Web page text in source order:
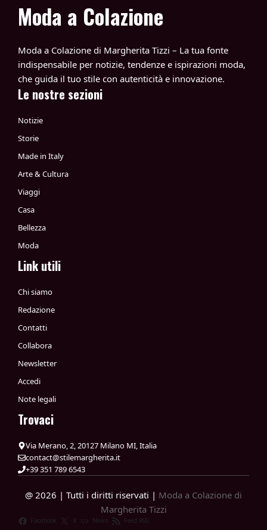
Moda a Colazione
Moda a Colazione di Margherita Tizzi – La tua fonte
indispensabile per notizie, tendenze e ispirazioni moda,
che guida il tuo stile con autenticità e innovazione.
Le nostre sezioni
Notizie
Storie
Made in Italy
Arte & Cultura
Viaggi
Casa
Bellezza
Moda
Link utili
Chi siamo
Redazione
Contatti
Collabora
Newsletter
Accedi
Note legali
Trovaci
Via Merano, 2, 20127 Milano MI, Italia
contact@stilemargherita.it
+39 351 789 6543
@ 2026 | Tutti i diritti riservati | Moda a Colazione di
Margherita Tizzi
Facebook X News Feed RSS